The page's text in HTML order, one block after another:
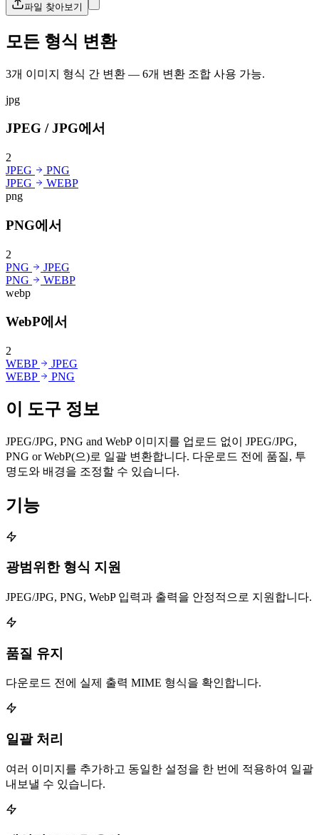
파일 찾아보기
모든 형식 변환
3개 이미지 형식 간 변환 — 6개 변환 조합 사용 가능.
jpg
JPEG / JPG에서
2
JPEG
PNG
JPEG
WEBP
png
PNG에서
2
PNG
JPEG
PNG
WEBP
webp
WebP에서
2
WEBP
JPEG
WEBP
PNG
이 도구 정보
JPEG/JPG, PNG and WebP 이미지를 업로드 없이 JPEG/JPG,
PNG or WebP(으)로 일괄 변환합니다. 다운로드 전에 품질, 투
명도와 배경을 조정할 수 있습니다.
기능
광범위한 형식 지원
JPEG/JPG, PNG, WebP 입력과 출력을 안정적으로 지원합니다.
품질 유지
다운로드 전에 실제 출력 MIME 형식을 확인합니다.
일괄 처리
여러 이미지를 추가하고 동일한 설정을 한 번에 적용하여 일괄
내보낼 수 있습니다.